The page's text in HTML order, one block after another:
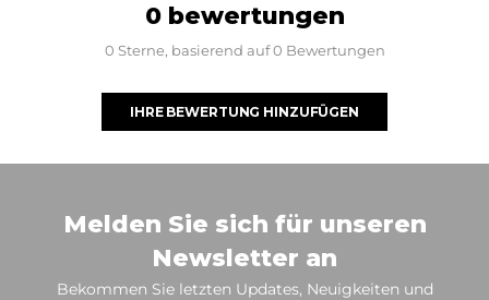
0 bewertungen
0 Sterne, basierend auf 0 Bewertungen
IHRE BEWERTUNG HINZUFÜGEN
Melden Sie sich für unseren
Newsletter an
Bekommen Sie letzten Updates, Neuigkeiten und